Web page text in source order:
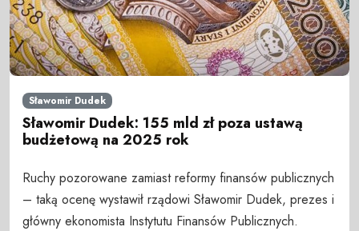
Sławomir Dudek
Sławomir Dudek: 155 mld zł poza ustawą
budżetową na 2025 rok
Ruchy pozorowane zamiast reformy finansów publicznych
– taką ocenę wystawił rządowi Sławomir Dudek, prezes i
główny ekonomista Instytutu Finansów Publicznych.